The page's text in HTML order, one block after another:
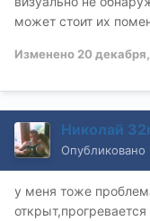
может стоит их
Изменено 20
Николай
Опубликовано
у меня тоже